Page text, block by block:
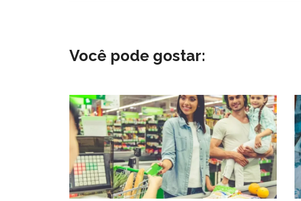
Você pode gostar: